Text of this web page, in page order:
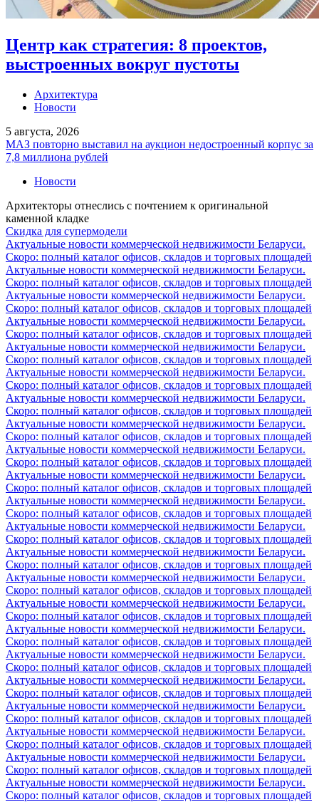
Центр как стратегия: 8 проектов,
выстроенных вокруг пустоты
Архитектура
Новости
5 августа, 2026
МАЗ повторно выставил на аукцион недостроенный корпус за
7,8 миллиона рублей
Новости
Архитекторы отнеслись с почтением к оригинальной
каменной кладке
Скидка для супермодели
Актуальные новости коммерческой недвижимости Беларуси.
Скоро: полный каталог офисов, складов и торговых площадей
Актуальные новости коммерческой недвижимости Беларуси.
Скоро: полный каталог офисов, складов и торговых площадей
Актуальные новости коммерческой недвижимости Беларуси.
Скоро: полный каталог офисов, складов и торговых площадей
Актуальные новости коммерческой недвижимости Беларуси.
Скоро: полный каталог офисов, складов и торговых площадей
Актуальные новости коммерческой недвижимости Беларуси.
Скоро: полный каталог офисов, складов и торговых площадей
Актуальные новости коммерческой недвижимости Беларуси.
Скоро: полный каталог офисов, складов и торговых площадей
Актуальные новости коммерческой недвижимости Беларуси.
Скоро: полный каталог офисов, складов и торговых площадей
Актуальные новости коммерческой недвижимости Беларуси.
Скоро: полный каталог офисов, складов и торговых площадей
Актуальные новости коммерческой недвижимости Беларуси.
Скоро: полный каталог офисов, складов и торговых площадей
Актуальные новости коммерческой недвижимости Беларуси.
Скоро: полный каталог офисов, складов и торговых площадей
Актуальные новости коммерческой недвижимости Беларуси.
Скоро: полный каталог офисов, складов и торговых площадей
Актуальные новости коммерческой недвижимости Беларуси.
Скоро: полный каталог офисов, складов и торговых площадей
Актуальные новости коммерческой недвижимости Беларуси.
Скоро: полный каталог офисов, складов и торговых площадей
Актуальные новости коммерческой недвижимости Беларуси.
Скоро: полный каталог офисов, складов и торговых площадей
Актуальные новости коммерческой недвижимости Беларуси.
Скоро: полный каталог офисов, складов и торговых площадей
Актуальные новости коммерческой недвижимости Беларуси.
Скоро: полный каталог офисов, складов и торговых площадей
Актуальные новости коммерческой недвижимости Беларуси.
Скоро: полный каталог офисов, складов и торговых площадей
Актуальные новости коммерческой недвижимости Беларуси.
Скоро: полный каталог офисов, складов и торговых площадей
Актуальные новости коммерческой недвижимости Беларуси.
Скоро: полный каталог офисов, складов и торговых площадей
Актуальные новости коммерческой недвижимости Беларуси.
Скоро: полный каталог офисов, складов и торговых площадей
Актуальные новости коммерческой недвижимости Беларуси.
Скоро: полный каталог офисов, складов и торговых площадей
Актуальные новости коммерческой недвижимости Беларуси.
Скоро: полный каталог офисов, складов и торговых площадей